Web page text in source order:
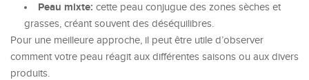
Peau mixte: cette peau conjugue des zones sèches et
grasses, créant souvent des déséquilibres.
Pour une meilleure approche, il peut être utile d’observer
comment votre peau réagit aux différentes saisons ou aux divers
produits.